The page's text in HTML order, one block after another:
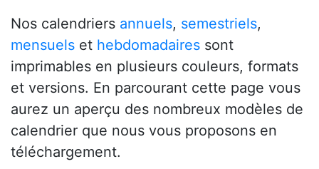
Nos calendriers annuels, semestriels,
mensuels et hebdomadaires sont
imprimables en plusieurs couleurs, formats
et versions. En parcourant cette page vous
aurez un aperçu des nombreux modèles de
calendrier que nous vous proposons en
téléchargement.